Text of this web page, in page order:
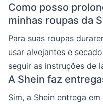
Como posso
minhas roupas da
Para suas roupas
usar alvejantes e
seguir as instruções de
A Shein faz
Sim, a Shein entrega